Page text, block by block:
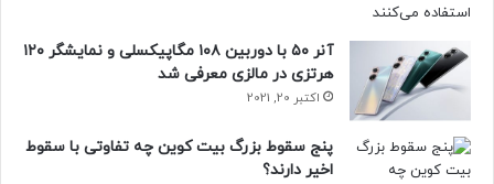
Xiaomi 12S Ultra
Xiaomi 12
Xiaomi 12 Pro
Xiaomi 12 Lite
Xiaomi 12X
آنر ۵۰ با دوربین ۱۰۸ مگاپیکسلی و نمایشگر ۱۲۰
هرتزی در مالزی معرفی شد
اکتبر 20, 2021
پنج سقوط بزرگ بیت کوین چه تفاوتی با سقوط
اخیر دارند؟